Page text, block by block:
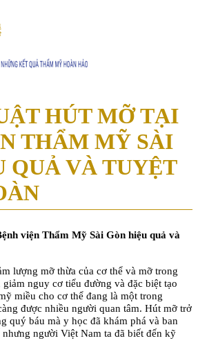
HÚT MỠ TẠI
THẨM MỸ SÀI
QUẢ VÀ TUYỆT
viện Thẩm Mỹ Sài Gòn hiệu quả và
lượng mỡ thừa của cơ thể và mỡ trong
nguy cơ tiểu đường và đặc biệt tạo
miều cho cơ thể đang là một trong
được nhiều người quan tâm. Hút mỡ trở
quý báu mà y học đã khám phá và ban
người Việt Nam ta đã biết đến kỹ